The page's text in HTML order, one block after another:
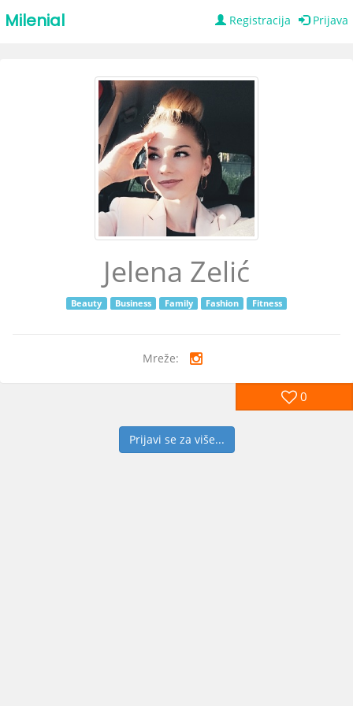
Milenial Registracija Prijava
Jelena Zelić
Beauty Business Family Fashion Fitness
Mreže:
0
Prijavi se za više...